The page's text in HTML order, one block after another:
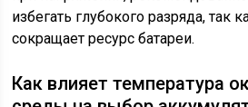
избегать глубокого разряда, так
сокращает ресурс батареи.
Как влияет температура